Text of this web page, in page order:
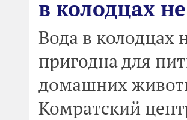
в колодцах
Вода в колодцах
пригодна для
домашних
Комратский